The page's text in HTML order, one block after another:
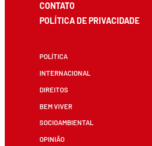
CONTATO
POLÍTICA DE PRIVACIDADE
POLÍTICA
INTERNACIONAL
DIREITOS
BEM VIVER
SOCIOAMBIENTAL
OPINIÃO